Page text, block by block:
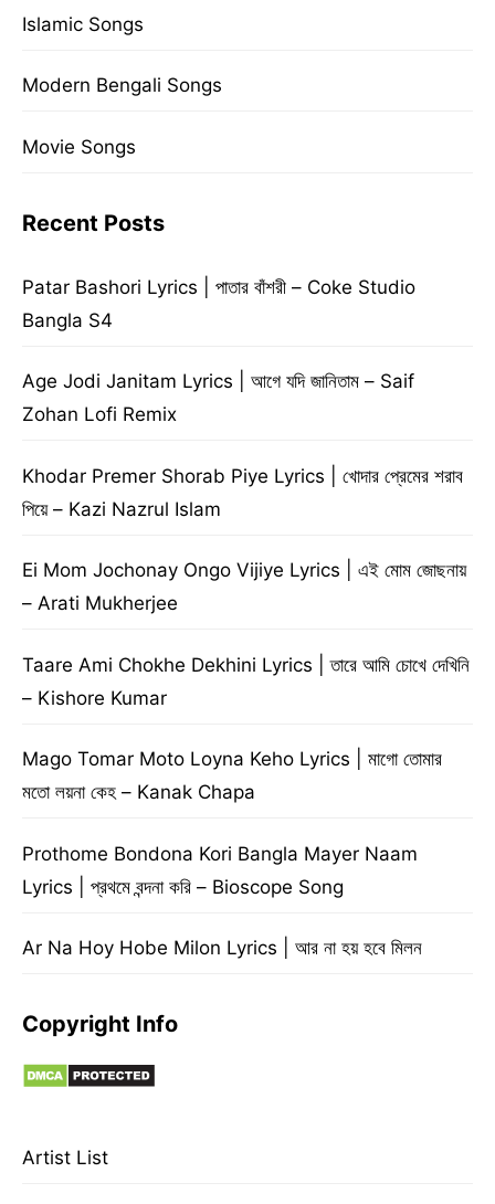
Islamic Songs
Modern Bengali Songs
Movie Songs
Recent Posts
Patar Bashori Lyrics | পাতার বাঁশরী – Coke Studio
Bangla S4
Age Jodi Janitam Lyrics | আগে যদি জানিতাম – Saif
Zohan Lofi Remix
Khodar Premer Shorab Piye Lyrics | খোদার প্রেমের শরাব
পিয়ে – Kazi Nazrul Islam
Ei Mom Jochonay Ongo Vijiye Lyrics | এই মোম জোছনায়
– Arati Mukherjee
Taare Ami Chokhe Dekhini Lyrics | তারে আমি চোখে দেখিনি
– Kishore Kumar
Mago Tomar Moto Loyna Keho Lyrics | মাগো তোমার
মতো লয়না কেহ – Kanak Chapa
Prothome Bondona Kori Bangla Mayer Naam
Lyrics | প্রথমে বন্দনা করি – Bioscope Song
Ar Na Hoy Hobe Milon Lyrics | আর না হয় হবে মিলন
Copyright Info
Artist List